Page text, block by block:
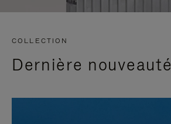
COLLECTION
Dernière nouveauté